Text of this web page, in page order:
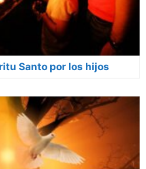
Santo por los hijos